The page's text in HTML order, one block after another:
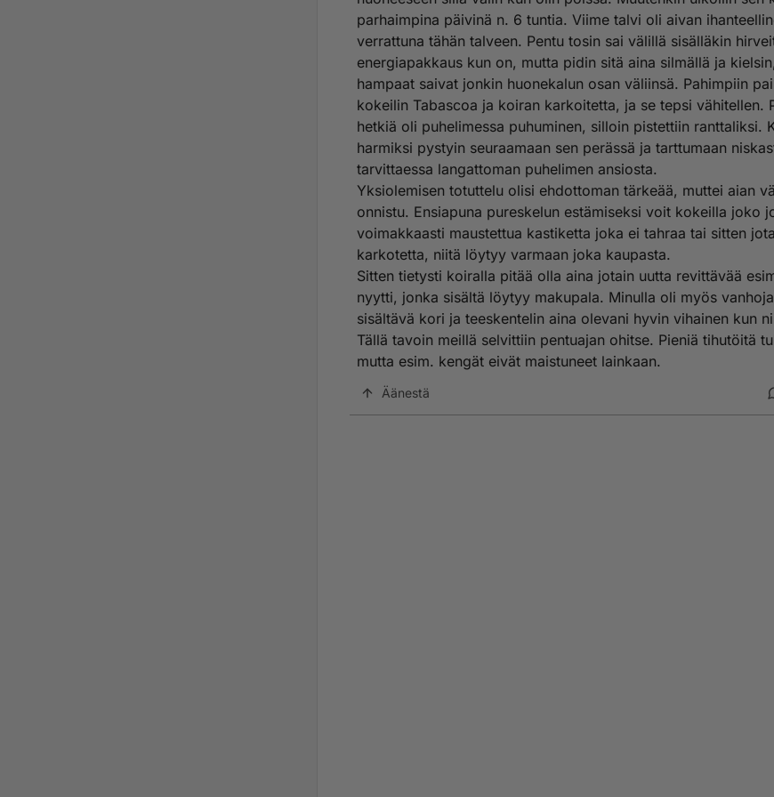
parhaimpina päivinä n. 6 tuntia. Viime talvi oli aivan
verrattuna tähän talveen. Pentu tosin sai välillä sisälläkin
energiapakkaus kun on, mutta pidin sitä aina silmällä ja
hampaat saivat jonkin huonekalun osan väliinsä. Pahimpiin
kokeilin Tabascoa ja koiran karkoitetta, ja se tepsi vähitellen.
hetkiä oli puhelimessa puhuminen, silloin pistettiin ranttaliksi.
harmiksi pystyin seuraamaan sen perässä ja tarttumaan
tarvittaessa langattoman puhelimen ansiosta.
Yksiolemisen totuttelu olisi ehdottoman tärkeää, muttei aian
onnistu. Ensiapuna pureskelun estämiseksi voit kokeilla joko
voimakkaasti maustettua kastiketta joka ei tahraa tai sitten
karkotetta, niitä löytyy varmaan joka kaupasta.
Sitten tietysti koiralla pitää olla aina jotain uutta revittävää
nyytti, jonka sisältä löytyy makupala. Minulla oli myös
sisältävä kori ja teeskentelin aina olevani hyvin vihainen kun
Tällä tavoin meillä selvittiin pentuajan ohitse. Pieniä tihutöitä
mutta esim. kengät eivät maistuneet lainkaan.
Äänestä